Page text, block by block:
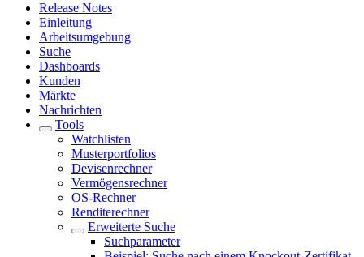
Release Notes
Einleitung
Arbeitsumgebung
Suche
Dashboards
Kunden
Märkte
Nachrichten
Tools
Watchlisten
Musterportfolios
Devisenrechner
Vermögensrechner
OS-Rechner
Renditerechner
Erweiterte Suche
Suchparameter